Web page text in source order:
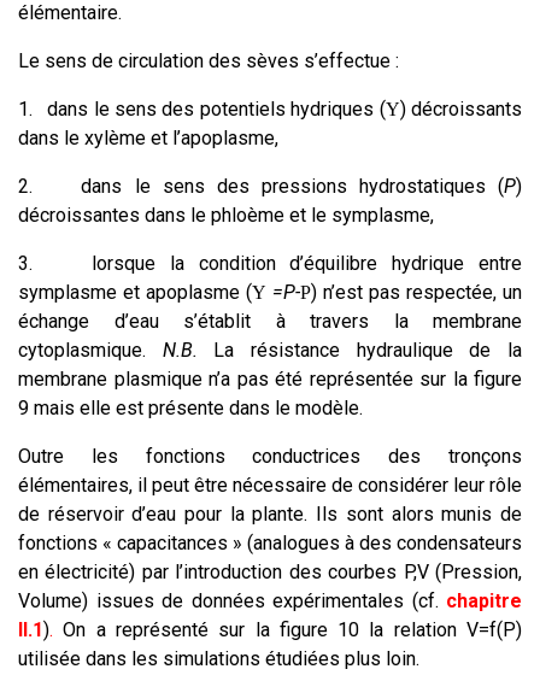
élémentaire.
Le sens de circulation des sèves s’effectue :
1. dans le sens des potentiels hydriques (Y) décroissants
dans le xylème et l’apoplasme,
2. dans le sens des pressions hydrostatiques (P)
décroissantes dans le phloème et le symplasme,
3.
lorsque la condition d’équilibre hydrique entre
symplasme et apoplasme (Y =P-P) n’est pas respectée, un
échange d’eau s’établit à travers la membrane
cytoplasmique. N.B. La résistance hydraulique de la
membrane plasmique n’a pas été représentée sur la figure
9 mais elle est présente dans le modèle.
Outre les fonctions conductrices des tronçons
élémentaires, il peut être nécessaire de considérer leur rôle
de réservoir d’eau pour la plante. Ils sont alors munis de
fonctions « capacitances » (analogues à des condensateurs
en électricité) par l’introduction des courbes P,V (Pression,
Volume) issues de données expérimentales (cf. chapitre
II.1). On a représenté sur la figure 10 la relation V=f(P)
utilisée dans les simulations étudiées plus loin.